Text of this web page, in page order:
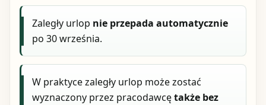
Zaległy urlop nie przepada automatycznie
po 30 września.
W praktyce zaległy urlop może zostać
wyznaczony przez pracodawcętakże bez